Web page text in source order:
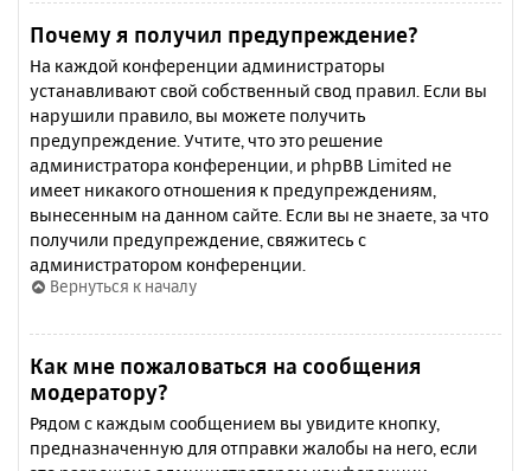
Почему я получил предупреждение?
На каждой конференции администраторы
устанавливают свой собственный свод правил. Если вы
нарушили правило, вы можете получить
предупреждение. Учтите, что это решение
администратора конференции, и phpBB Limited не
имеет никакого отношения к предупреждениям,
вынесенным на данном сайте. Если вы не знаете, за что
получили предупреждение, свяжитесь с
администратором конференции.
Вернуться к началу
Как мне пожаловаться на сообщения
модератору?
Рядом с каждым сообщением вы увидите кнопку,
предназначенную для отправки жалобы на него, если